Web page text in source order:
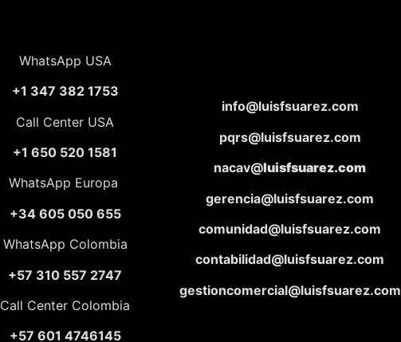
WhatsApp USA
+1 347 382 1753
Call Center USA
+1 650 520 1581
WhatsApp Europa
+34 605 050 655
WhatsApp Colombia
+57 310 557 2747
Call Center Colombia
+57 601 4746145
info@luisfsuarez.com
pqrs@luisfsuarez.com
nacav@luisfsuarez.com
gerencia@luisfsuarez.com
comunidad@luisfsuarez.com
contabilidad@luisfsuarez.com
gestioncomercial@luisfsuarez.com